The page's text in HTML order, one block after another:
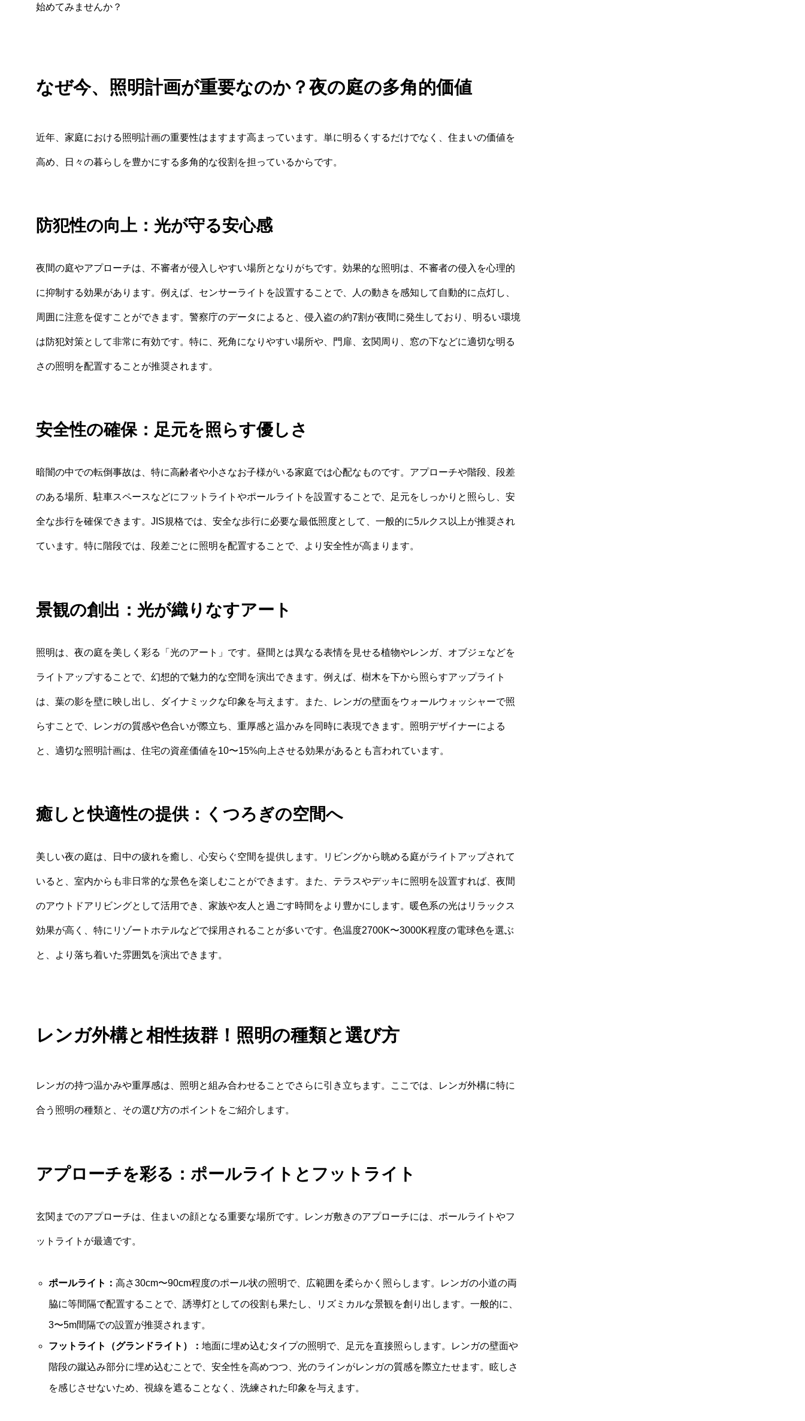
始めてみませんか？
なぜ今、照明計画が重要なのか？夜の庭の多角的価値
近年、家庭における照明計画の重要性はますます高まっています。単に明るくするだけでなく、住まいの価値を
高め、日々の暮らしを豊かにする多角的な役割を担っているからです。
防犯性の向上：光が守る安心感
夜間の庭やアプローチは、不審者が侵入しやすい場所となりがちです。効果的な照明は、不審者の侵入を心理的
に抑制する効果があります。例えば、センサーライトを設置することで、人の動きを感知して自動的に点灯し、
周囲に注意を促すことができます。警察庁のデータによると、侵入盗の約7割が夜間に発生しており、明るい環境
は防犯対策として非常に有効です。特に、死角になりやすい場所や、門扉、玄関周り、窓の下などに適切な明る
さの照明を配置することが推奨されます。
安全性の確保：足元を照らす優しさ
暗闇の中での転倒事故は、特に高齢者や小さなお子様がいる家庭では心配なものです。アプローチや階段、段差
のある場所、駐車スペースなどにフットライトやポールライトを設置することで、足元をしっかりと照らし、安
全な歩行を確保できます。JIS規格では、安全な歩行に必要な最低照度として、一般的に5ルクス以上が推奨され
ています。特に階段では、段差ごとに照明を配置することで、より安全性が高まります。
景観の創出：光が織りなすアート
照明は、夜の庭を美しく彩る「光のアート」です。昼間とは異なる表情を見せる植物やレンガ、オブジェなどを
ライトアップすることで、幻想的で魅力的な空間を演出できます。例えば、樹木を下から照らすアップライト
は、葉の影を壁に映し出し、ダイナミックな印象を与えます。また、レンガの壁面をウォールウォッシャーで照
らすことで、レンガの質感や色合いが際立ち、重厚感と温かみを同時に表現できます。照明デザイナーによる
と、適切な照明計画は、住宅の資産価値を10〜15%向上させる効果があるとも言われています。
癒しと快適性の提供：くつろぎの空間へ
美しい夜の庭は、日中の疲れを癒し、心安らぐ空間を提供します。リビングから眺める庭がライトアップされて
いると、室内からも非日常的な景色を楽しむことができます。また、テラスやデッキに照明を設置すれば、夜間
のアウトドアリビングとして活用でき、家族や友人と過ごす時間をより豊かにします。暖色系の光はリラックス
効果が高く、特にリゾートホテルなどで採用されることが多いです。色温度2700K〜3000K程度の電球色を選ぶ
と、より落ち着いた雰囲気を演出できます。
レンガ外構と相性抜群！照明の種類と選び方
レンガの持つ温かみや重厚感は、照明と組み合わせることでさらに引き立ちます。ここでは、レンガ外構に特に
合う照明の種類と、その選び方のポイントをご紹介します。
アプローチを彩る：ポールライトとフットライト
玄関までのアプローチは、住まいの顔となる重要な場所です。レンガ敷きのアプローチには、ポールライトやフ
ットライトが最適です。
ポールライト： 高さ30cm〜90cm程度のポール状の照明で、広範囲を柔らかく照らします。レンガの小道の両
脇に等間隔で配置することで、誘導灯としての役割も果たし、リズミカルな景観を創り出します。一般的に、
3〜5m間隔での設置が推奨されます。
フットライト（グランドライト）： 地面に埋め込むタイプの照明で、足元を直接照らします。レンガの壁面や
階段の蹴込み部分に埋め込むことで、安全性を高めつつ、光のラインがレンガの質感を際立たせます。眩しさ
を感じさせないため、視線を遮ることなく、洗練された印象を与えます。